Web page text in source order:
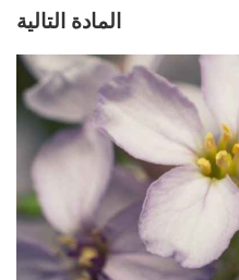
المادة التالية